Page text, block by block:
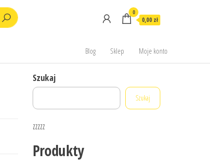
0
0,00 zł
Blog Sklep Moje konto
Szukaj
Szukaj
zzzzz
Produkty